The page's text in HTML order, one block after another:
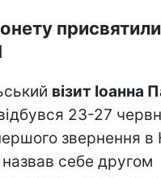
присвятили
візит Іоанна
23-27
звернення в
назвав себе другом